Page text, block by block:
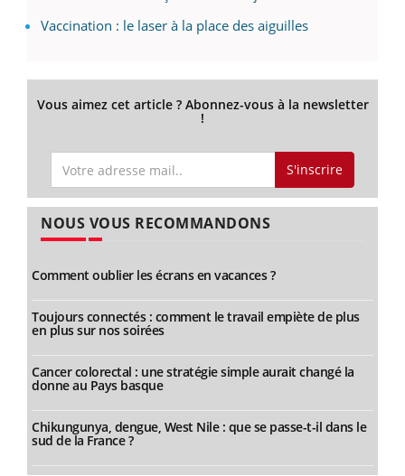
Vaccination : le laser à la place des aiguilles
Vous aimez cet article ? Abonnez-vous à la newsletter
!
S'inscrire
NOUS VOUS RECOMMANDONS
Comment oublier les écrans en vacances ?
Toujours connectés : comment le travail empiète de plus
en plus sur nos soirées
Cancer colorectal : une stratégie simple aurait changé la
donne au Pays basque
Chikungunya, dengue, West Nile : que se passe-t-il dans le
sud de la France ?